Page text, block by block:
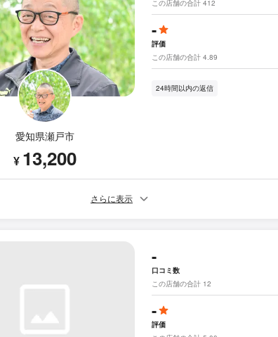
愛知県瀬戸市
¥ 13,200
この店舗の合計 412
-
評価
この店舗の合計 4.89
24時間以内の返信
さらに表示
-
口コミ数
この店舗の合計 12
-
評価